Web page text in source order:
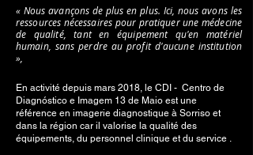
« Nous avançons de plus en plus. Ici, nous avons les
ressources nécessaires pour pratiquer une médecine
de qualité, tant en équipement qu'en matériel
humain, sans perdre au profit d'aucune institution
»,
En activité depuis mars 2018, le CDI - Centro de
Diagnóstico e Imagem 13 de Maio est une
référence en imagerie diagnostique à Sorriso et
dans la région car il valorise la qualité des
équipements, du personnel clinique et du service .